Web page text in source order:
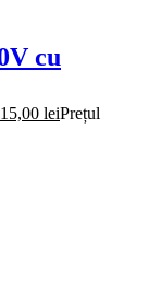
cu
leiPrețul